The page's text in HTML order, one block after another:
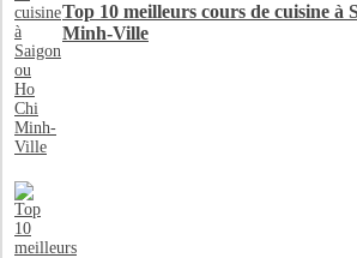
Top 10 meilleurs cours de cuisine à
Minh-Ville